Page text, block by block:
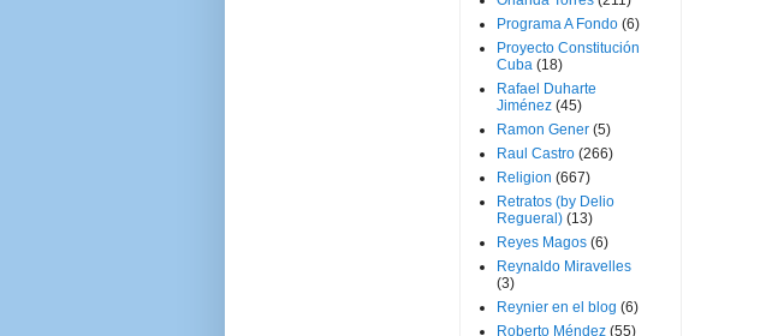
Programa A Fondo (6)
Proyecto Constitución
Cuba (18)
Rafael Duharte
Jiménez (45)
Ramon Gener (5)
Raul Castro (266)
Religion (667)
Retratos (by Delio
Regueral) (13)
Reyes Magos (6)
Reynaldo Miravelles
(3)
Reynier en el blog (6)
Roberto Méndez (55)